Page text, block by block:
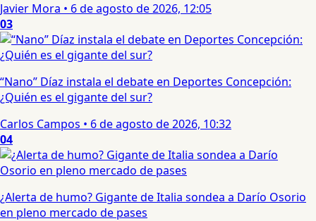
Javier Mora • 6 de agosto de 2026, 12:05
03
“Nano” Díaz instala el debate en Deportes Concepción:
¿Quién es el gigante del sur?
Carlos Campos • 6 de agosto de 2026, 10:32
04
¿Alerta de humo? Gigante de Italia sondea a Darío Osorio
en pleno mercado de pases